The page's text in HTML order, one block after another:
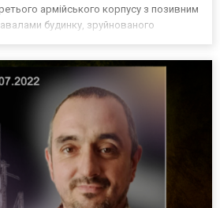
армійського корпусу з позивним
будинку, зруйнованого